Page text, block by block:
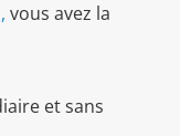
vous avez la
et sans